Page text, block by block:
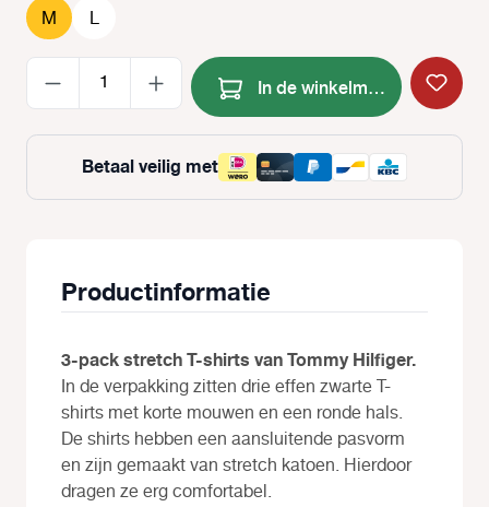
M L
Producthoeveelheid: Voer
In de winkelmand
Betaal veilig met
Productinformatie
3-pack stretch T-shirts van Tommy Hilfiger.
In de verpakking zitten drie effen zwarte T-
shirts met korte mouwen en een ronde hals.
De shirts hebben een aansluitende pasvorm
en zijn gemaakt van stretch katoen. Hierdoor
dragen ze erg comfortabel.